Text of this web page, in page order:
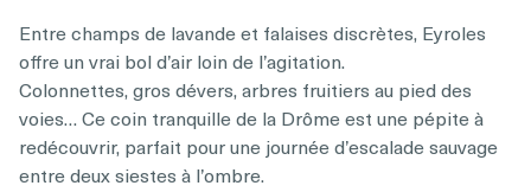
Entre champs de lavande et falaises discrètes, Eyroles
offre un vrai bol d’air loin de l’agitation.
Colonnettes, gros dévers, arbres fruitiers au pied des
voies… Ce coin tranquille de la Drôme est une pépite à
redécouvrir, parfait pour une journée d’escalade sauvage
entre deux siestes à l’ombre.